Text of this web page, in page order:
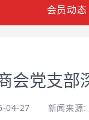
会员动态
会党支部
04-27 新闻来源: